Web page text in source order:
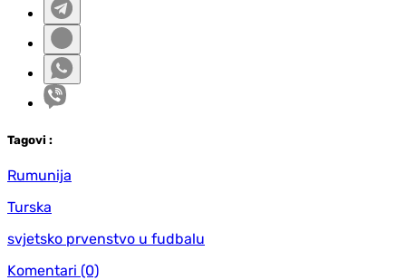
Tagovi :
Rumunija
Turska
svjetsko prvenstvo u fudbalu
Komentari (0)